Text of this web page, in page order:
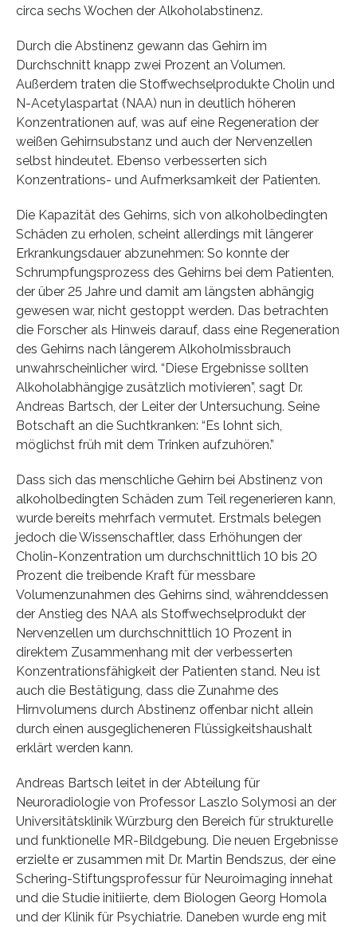
circa sechs Wochen der Alkoholabstinenz.
Durch die Abstinenz gewann das Gehirn im
Durchschnitt knapp zwei Prozent an Volumen.
Außerdem traten die Stoffwechselprodukte Cholin und
N-Acetylaspartat (NAA) nun in deutlich höheren
Konzentrationen auf, was auf eine Regeneration der
weißen Gehirnsubstanz und auch der Nervenzellen
selbst hindeutet. Ebenso verbesserten sich
Konzentrations- und Aufmerksamkeit der Patienten.
Die Kapazität des Gehirns, sich von alkoholbedingten
Schäden zu erholen, scheint allerdings mit längerer
Erkrankungsdauer abzunehmen: So konnte der
Schrumpfungsprozess des Gehirns bei dem Patienten,
der über 25 Jahre und damit am längsten abhängig
gewesen war, nicht gestoppt werden. Das betrachten
die Forscher als Hinweis darauf, dass eine Regeneration
des Gehirns nach längerem Alkoholmissbrauch
unwahrscheinlicher wird. “Diese Ergebnisse sollten
Alkoholabhängige zusätzlich motivieren”, sagt Dr.
Andreas Bartsch, der Leiter der Untersuchung. Seine
Botschaft an die Suchtkranken: “Es lohnt sich,
möglichst früh mit dem Trinken aufzuhören.”
Dass sich das menschliche Gehirn bei Abstinenz von
alkoholbedingten Schäden zum Teil regenerieren kann,
wurde bereits mehrfach vermutet. Erstmals belegen
jedoch die Wissenschaftler, dass Erhöhungen der
Cholin-Konzentration um durchschnittlich 10 bis 20
Prozent die treibende Kraft für messbare
Volumenzunahmen des Gehirns sind, währenddessen
der Anstieg des NAA als Stoffwechselprodukt der
Nervenzellen um durchschnittlich 10 Prozent in
direktem Zusammenhang mit der verbesserten
Konzentrationsfähigkeit der Patienten stand. Neu ist
auch die Bestätigung, dass die Zunahme des
Hirnvolumens durch Abstinenz offenbar nicht allein
durch einen ausgeglicheneren Flüssigkeitshaushalt
erklärt werden kann.
Andreas Bartsch leitet in der Abteilung für
Neuroradiologie von Professor Laszlo Solymosi an der
Universitätsklinik Würzburg den Bereich für strukturelle
und funktionelle MR-Bildgebung. Die neuen Ergebnisse
erzielte er zusammen mit Dr. Martin Bendszus, der eine
Schering-Stiftungsprofessur für Neuroimaging innehat
und die Studie initiierte, dem Biologen Georg Homola
und der Klinik für Psychiatrie. Daneben wurde eng mit